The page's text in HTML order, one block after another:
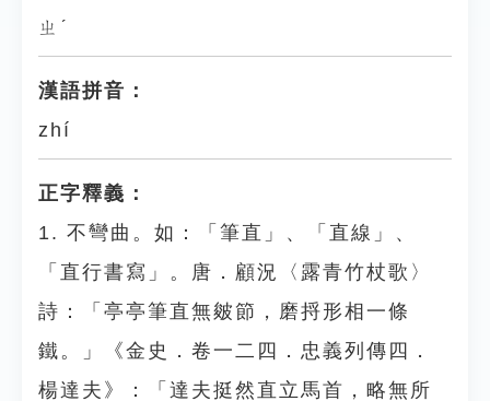
ㄓˊ
漢語拼音：
zhí
正字釋義：
1. 不彎曲。如：「筆直」、「直線」、
「直行書寫」。唐．顧況〈露青竹杖歌〉
詩：「亭亭筆直無皴節，磨捋形相一條
鐵。」《金史．卷一二四．忠義列傳四．
楊達夫》：「達夫挺然直立馬首，略無所